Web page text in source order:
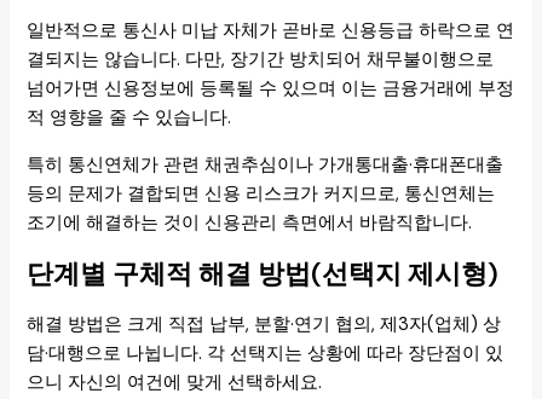
일반적으로 통신사 미납 자체가 곧바로 신용등급 하락으로 연
결되지는 않습니다. 다만, 장기간 방치되어 채무불이행으로
넘어가면 신용정보에 등록될 수 있으며 이는 금융거래에 부정
적 영향을 줄 수 있습니다.
특히 통신연체가 관련 채권추심이나 가개통대출·휴대폰대출
등의 문제가 결합되면 신용 리스크가 커지므로, 통신연체는
조기에 해결하는 것이 신용관리 측면에서 바람직합니다.
단계별 구체적 해결 방법(선택지 제시형)
해결 방법은 크게 직접 납부, 분할·연기 협의, 제3자(업체) 상
담·대행으로 나뉩니다. 각 선택지는 상황에 따라 장단점이 있
으니 자신의 여건에 맞게 선택하세요.